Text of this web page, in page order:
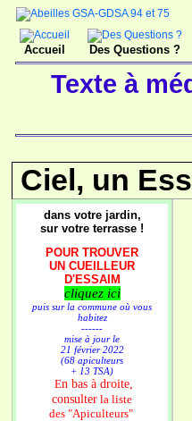
Accueil Des Questions ?
Texte à
Ciel, un
dans votre jardin,
sur votre terrasse !
POUR TROUVER
UN CUEILLEUR
D'ESSAIM
cliquez ici
puis sur la commune où vous
habitez
------
mise à jour le
21 février 2022
(68 apiculteurs
+ 13 TSA)
En bas à droite,
consulter la liste
des "Apiculteurs"